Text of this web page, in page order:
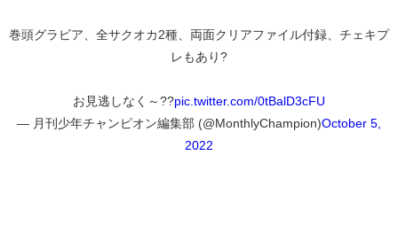
巻頭グラビア、全サクオカ2種、両面クリアファイル付録、チェキプ
レもあり?
お見逃しなく～??pic.twitter.com/0tBalD3cFU
— 月刊少年チャンピオン編集部 (@MonthlyChampion)October 5,
2022